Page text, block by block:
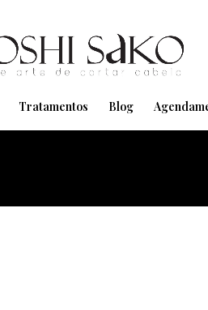
Tratamentos Blog
seu Visual??
Whatsapp